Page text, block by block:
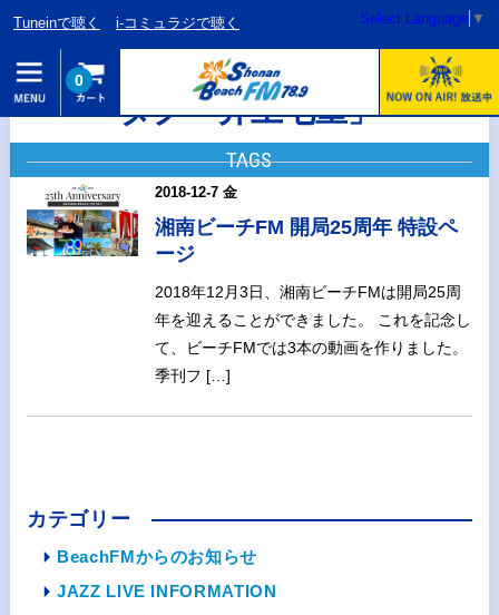
Tuneinで聴く i-コミュラジで聴く Select Language ▼
0
タグ「井上七重」
TAGS
2018-12-7 金
湘南ビーチFM 開局25周年 特設ペ
ージ
2018年12月3日、湘南ビーチFMは開局25周
年を迎えることができました。 これを記念し
て、ビーチFMでは3本の動画を作りました。
季刊フ […]
カテゴリー
BeachFMからのお知らせ
JAZZ LIVE INFORMATION